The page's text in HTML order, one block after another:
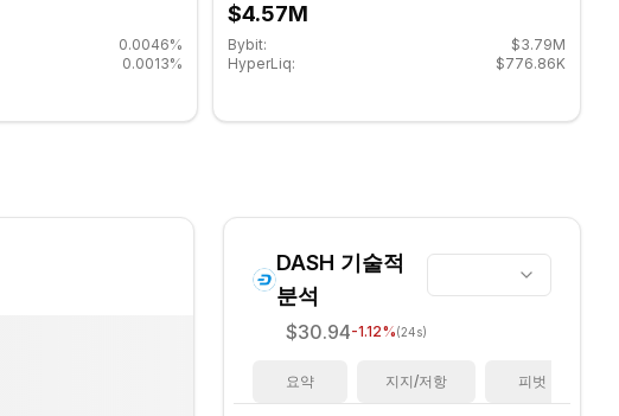
0.0046%
0.0013%
$4.57M
Bybit:
$3.79M
HyperLiq:
$776.86K
DASH 기술적
분석
$30.94-1.12%(24s)
요약 지지/저항 피벗